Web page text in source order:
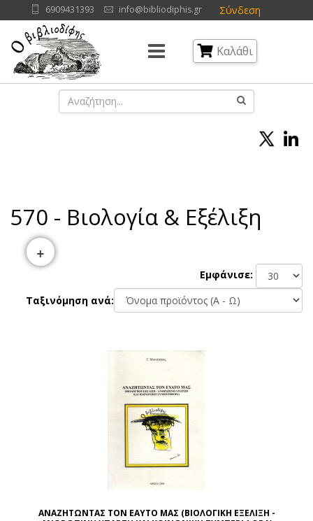
Σύνδεση
6909431393 info@bibliodiphis.gr
Καλάθι
570 - Βιολογία & Εξέλιξη
Εμφάνισε:
Ταξινόμηση ανά:
ΑΝΑΖΗΤΩΝΤΑΣ ΤΟΝ ΕΑΥΤΟ ΜΑΣ (ΒΙΟΛΟΓΙΚΗ ΕΞΕΛΙΞΗ -
+